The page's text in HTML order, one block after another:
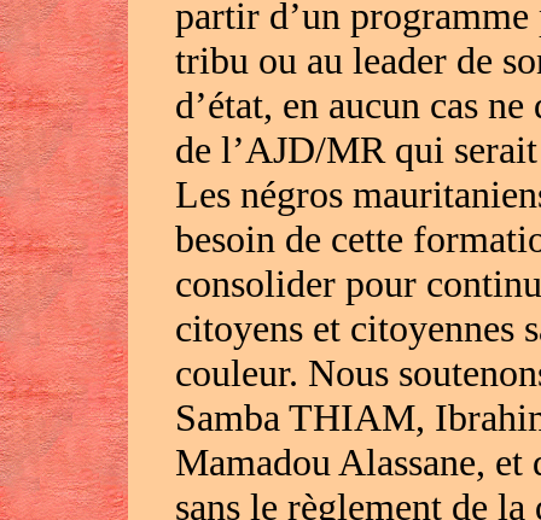
partir d’un
tribu ou au leader de
d’état, en aucun cas
de l’AJD/MR qui
Les négros
besoin de cette
consolider pour
citoyens et citoyennes
couleur. Nous
Samba THIAM,
Mamadou Alassane, et
sans le règlement de